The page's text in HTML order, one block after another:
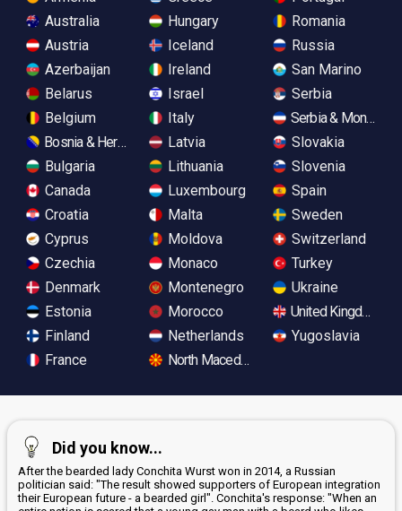
Australia
Austria
Azerbaijan
Belarus
Belgium
Bosnia & Herzegovina
Bulgaria
Canada
Croatia
Cyprus
Czechia
Denmark
Estonia
Finland
France
Hungary
Iceland
Ireland
Israel
Italy
Latvia
Lithuania
Luxembourg
Malta
Moldova
Monaco
Montenegro
Morocco
Netherlands
North Macedonia
Romania
Russia
San Marino
Serbia
Serbia &
Slovakia
Slovenia
Spain
Sweden
Switzerland
Turkey
Ukraine
United Kingdom
Yugoslavia
Did you know...
After the bearded lady Conchita Wurst won in 2014, a Russian
politician said: "The result showed supporters of European integration
their European future - a bearded girl". Conchita's response: "When an